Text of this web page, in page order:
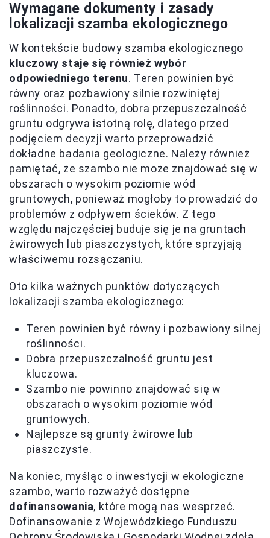
Wymagane dokumenty i zasady
lokalizacji szamba ekologicznego
W kontekście budowy szamba ekologicznego
kluczowy staje się również wybór
odpowiedniego terenu. Teren powinien być
równy oraz pozbawiony silnie rozwiniętej
roślinności. Ponadto, dobra przepuszczalność
gruntu odgrywa istotną rolę, dlatego przed
podjęciem decyzji warto przeprowadzić
dokładne badania geologiczne. Należy również
pamiętać, że szambo nie może znajdować się w
obszarach o wysokim poziomie wód
gruntowych, ponieważ mogłoby to prowadzić do
problemów z odpływem ścieków. Z tego
względu najczęściej buduje się je na gruntach
żwirowych lub piaszczystych, które sprzyjają
właściwemu rozsączaniu.
Oto kilka ważnych punktów dotyczących
lokalizacji szamba ekologicznego:
Teren powinien być równy i pozbawiony silnej
roślinności.
Dobra przepuszczalność gruntu jest
kluczowa.
Szambo nie powinno znajdować się w
obszarach o wysokim poziomie wód
gruntowych.
Najlepsze są grunty żwirowe lub
piaszczyste.
Na koniec, myśląc o inwestycji w ekologiczne
szambo, warto rozważyć dostępne
dofinansowania, które mogą nas wesprzeć.
Dofinansowanie z Wojewódzkiego Funduszu